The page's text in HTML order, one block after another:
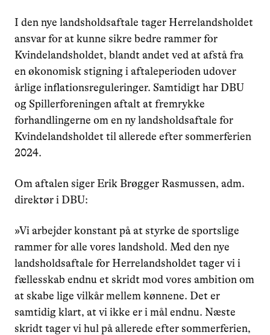
I den nye landsholdsaftale tager Herrelandsholdet
ansvar for at kunne sikre bedre rammer for
Kvindelandsholdet, blandt andet ved at afstå fra
en økonomisk stigning i aftaleperioden udover
årlige inflationsreguleringer. Samtidigt har DBU
og Spillerforeningen aftalt at fremrykke
forhandlingerne om en ny landsholdsaftale for
Kvindelandsholdet til allerede efter sommerferien
2024.
Om aftalen siger Erik Brøgger Rasmussen, adm.
direktør i DBU:
»Vi arbejder konstant på at styrke de sportslige
rammer for alle vores landshold. Med den nye
landsholdsaftale for Herrelandsholdet tager vi i
fællesskab endnu et skridt mod vores ambition om
at skabe lige vilkår mellem kønnene. Det er
samtidig klart, at vi ikke er i mål endnu. Næste
skridt tager vi hul på allerede efter sommerferien,